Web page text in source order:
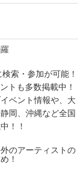
索・参加が可能！
トも多数掲載中！
ベント情報や、大
岡、沖縄など全国
！！
のアーティストの
！